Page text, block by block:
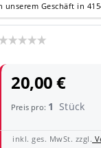
unserem Geschäft in
20,00 €
Preis pro: 1 Stück
inkl. ges. MwSt. zzgl.